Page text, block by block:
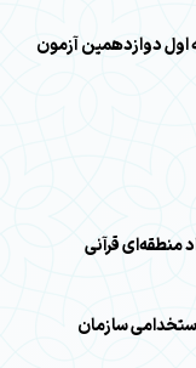
اول دوازدهمین آزمون
سازمان